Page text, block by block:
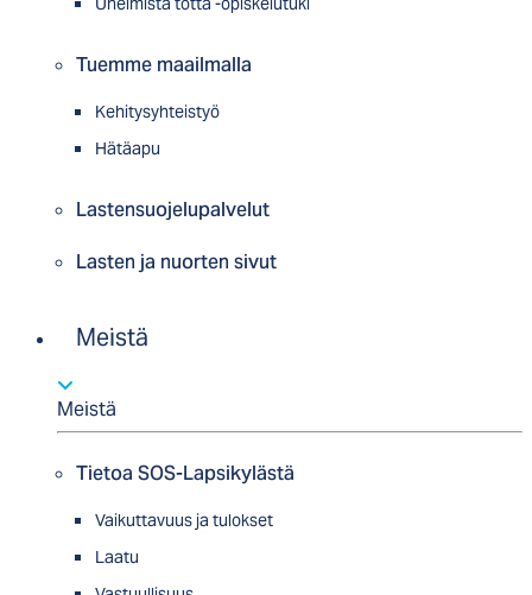
Tuemme maailmalla
Kehitysyhteistyö
Hätäapu
Lastensuojelupalvelut
Lasten ja nuorten sivut
Meistä
Meistä
Tietoa SOS-Lapsikylästä
Vaikuttavuus ja tulokset
Laatu